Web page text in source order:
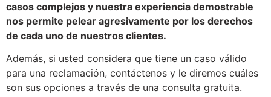
casos complejos y nuestra experiencia demostrable
nos permite pelear agresivamente por los derechos
de cada uno de nuestros clientes.
Además, si usted considera que tiene un caso válido
para una reclamación, contáctenos y le diremos cuáles
son sus opciones a través de una consulta gratuita.